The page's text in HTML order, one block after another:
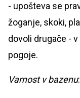
- upošteva se
žoganje, skoki,
dovoli drugače -
pogoje.
Varnost v bazenu: